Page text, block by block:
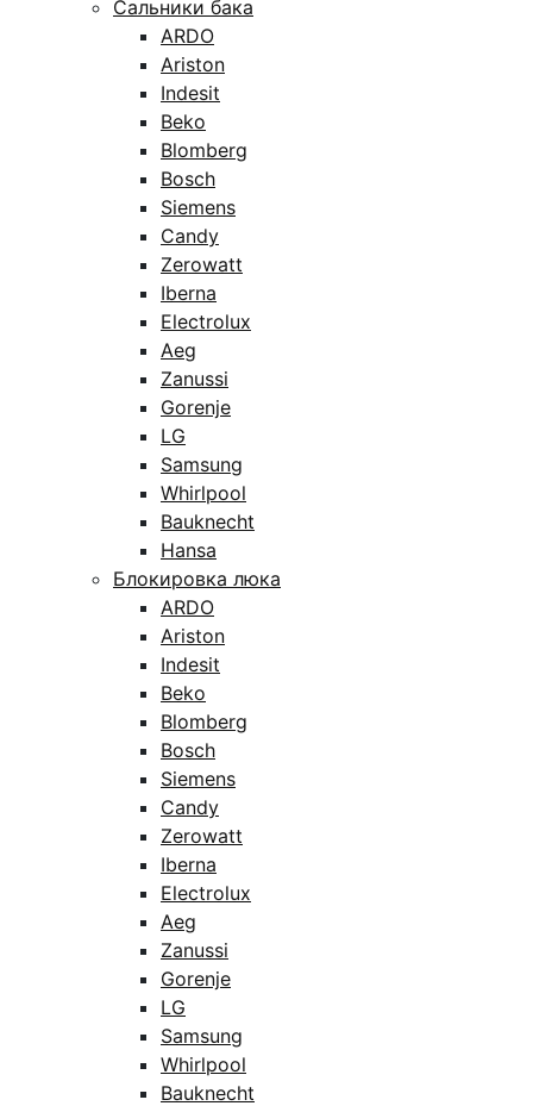
Сальники бака
ARDO
Ariston
Indesit
Beko
Blomberg
Bosch
Siemens
Candy
Zerowatt
Iberna
Electrolux
Aeg
Zanussi
Gorenje
LG
Samsung
Whirlpool
Bauknecht
Hansa
Блокировка люка
ARDO
Ariston
Indesit
Beko
Blomberg
Bosch
Siemens
Candy
Zerowatt
Iberna
Electrolux
Aeg
Zanussi
Gorenje
LG
Samsung
Whirlpool
Bauknecht